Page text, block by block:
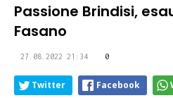
Passione Brindisi,
Fasano
27.08.2022 21:34 0
Twitter Facebook